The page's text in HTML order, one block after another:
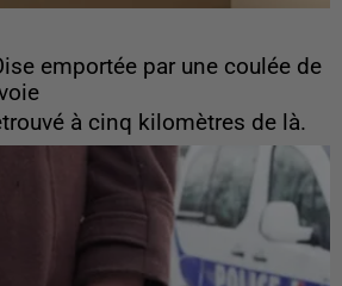
emportée par une coulée de
à cinq kilomètres de là.